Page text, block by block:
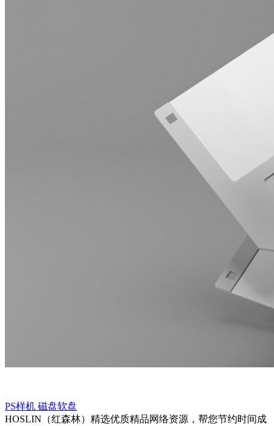
PS样机 磁盘软盘
HOSLIN（红森林）精选优质精品网络资源，帮您节约时间成